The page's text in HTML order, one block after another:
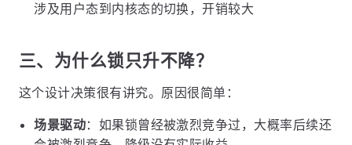
涉及用户态到内核态的切换，开销较大
三、为什么锁只升不降？
这个设计决策很有讲究。原因很简单：
场景驱动：如果锁曾经被激烈竞争过，大概率后续还